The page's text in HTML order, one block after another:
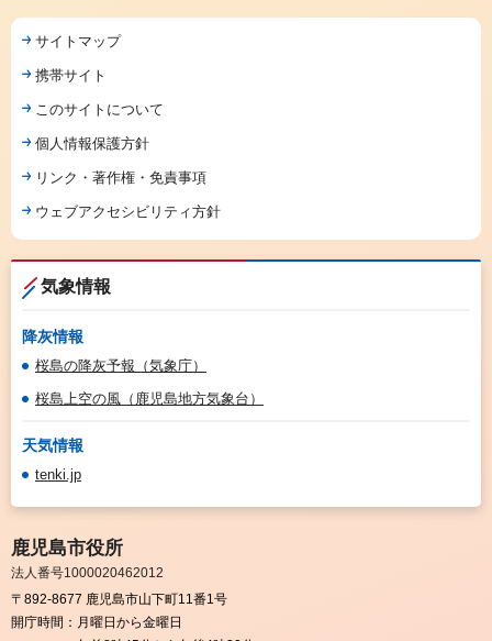
サイトマップ
携帯サイト
このサイトについて
個人情報保護方針
リンク・著作権・免責事項
ウェブアクセシビリティ方針
気象情報
降灰情報
桜島の降灰予報（気象庁）
桜島上空の風（鹿児島地方気象台）
天気情報
tenki.jp
鹿児島市役所
法人番号1000020462012
〒892-8677 鹿児島市山下町11番1号
開庁時間： 月曜日から金曜日